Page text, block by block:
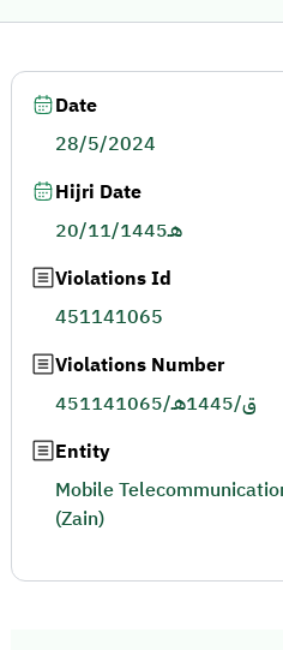
Date
28/5/2024
Hijri Date
20/11/1445هـ
Violations Id
451141065
Violations Number
451141065/ق/1445هـ
Entity
Mobile
(Zain)